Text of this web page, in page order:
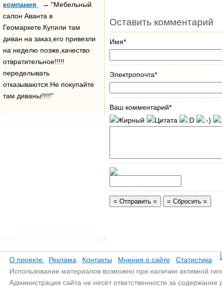
компания
→ "Мебельный
салон Аванта в
Геомаркете.Купили там
диван на заказ,его привезли
на неделю позже,качество
отвратительное!!!!!
переделывать
отказываются.Не покупайте
там диваны!!!!!"
Оставить комментарий
Имя*
Электропочта*
Ваш комментарий*
О проекте Реклама Контакты Мнения о сайте
Статистика
Использование материалов возможно при наличии активной
Администрация сайта не несёт ответственности за